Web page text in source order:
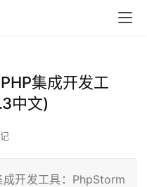
集成开发工
中文)
开发工具：PhpStorm